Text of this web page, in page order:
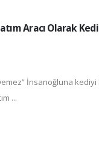
Aracı Olarak Kedi
İnsanoğluna
...